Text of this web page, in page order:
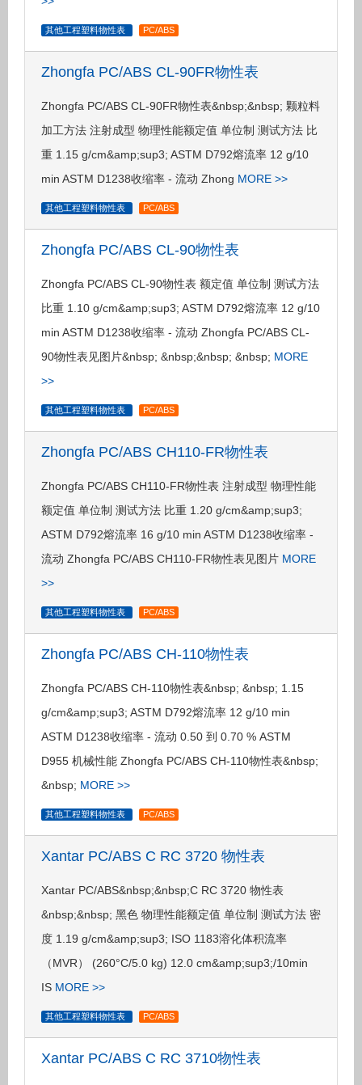
其他工程塑料物性表 PC/ABS
Zhongfa PC/ABS CL-90FR物性表
Zhongfa PC/ABS CL-90FR物性表&nbsp;&nbsp; 颗粒料
加工方法 注射成型 物理性能额定值 单位制 测试方法 比
重 1.15 g/cm&amp;sup3; ASTM D792熔流率 12 g/10
min ASTM D1238收缩率 - 流动 Zhong MORE >>
其他工程塑料物性表 PC/ABS
Zhongfa PC/ABS CL-90物性表
Zhongfa PC/ABS CL-90物性表 额定值 单位制 测试方法
比重 1.10 g/cm&amp;sup3; ASTM D792熔流率 12 g/10
min ASTM D1238收缩率 - 流动 Zhongfa PC/ABS CL-
90物性表见图片&nbsp; &nbsp;&nbsp; &nbsp; MORE
>>
其他工程塑料物性表 PC/ABS
Zhongfa PC/ABS CH110-FR物性表
Zhongfa PC/ABS CH110-FR物性表 注射成型 物理性能
额定值 单位制 测试方法 比重 1.20 g/cm&amp;sup3;
ASTM D792熔流率 16 g/10 min ASTM D1238收缩率 -
流动 Zhongfa PC/ABS CH110-FR物性表见图片 MORE
>>
其他工程塑料物性表 PC/ABS
Zhongfa PC/ABS CH-110物性表
Zhongfa PC/ABS CH-110物性表&nbsp; &nbsp; 1.15
g/cm&amp;sup3; ASTM D792熔流率 12 g/10 min
ASTM D1238收缩率 - 流动 0.50 到 0.70 % ASTM
D955 机械性能 Zhongfa PC/ABS CH-110物性表&nbsp;
&nbsp; MORE >>
其他工程塑料物性表 PC/ABS
Xantar PC/ABS C RC 3720 物性表
Xantar PC/ABS&nbsp;&nbsp;C RC 3720 物性表
&nbsp;&nbsp; 黑色 物理性能额定值 单位制 测试方法 密
度 1.19 g/cm&amp;sup3; ISO 1183溶化体积流率
（MVR） (260°C/5.0 kg) 12.0 cm&amp;sup3;/10min
IS MORE >>
其他工程塑料物性表 PC/ABS
Xantar PC/ABS C RC 3710物性表